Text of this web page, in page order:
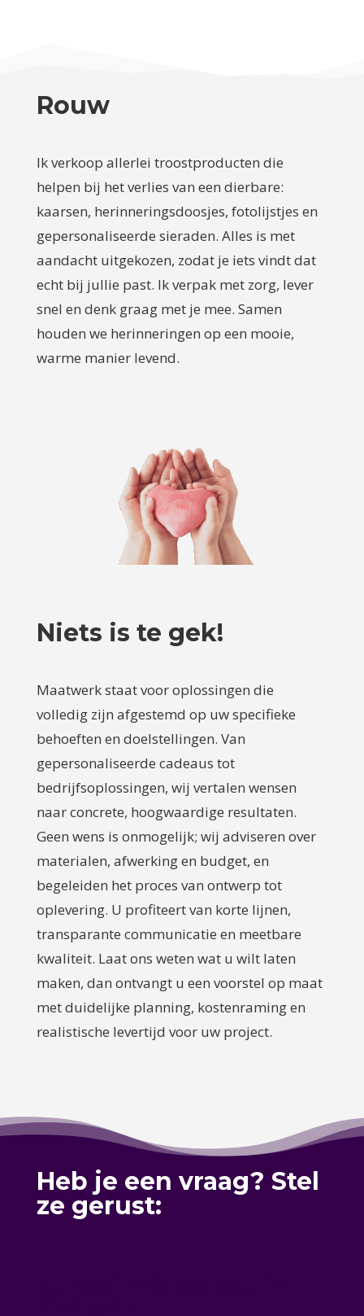
Rouw
Ik verkoop allerlei troostproducten die
helpen bij het verlies van een dierbare:
kaarsen, herinneringsdoosjes, fotolijstjes en
gepersonaliseerde sieraden. Alles is met
aandacht uitgekozen, zodat je iets vindt dat
echt bij jullie past. Ik verpak met zorg, lever
snel en denk graag met je mee. Samen
houden we herinneringen op een mooie,
warme manier levend.
Niets is te gek!
Maatwerk staat voor oplossingen die
volledig zijn afgestemd op uw specifieke
behoeften en doelstellingen. Van
gepersonaliseerde cadeaus tot
bedrijfsoplossingen, wij vertalen wensen
naar concrete, hoogwaardige resultaten.
Geen wens is onmogelijk; wij adviseren over
materialen, afwerking en budget, en
begeleiden het proces van ontwerp tot
oplevering. U profiteert van korte lijnen,
transparante communicatie en meetbare
kwaliteit. Laat ons weten wat u wilt laten
maken, dan ontvangt u een voorstel op maat
met duidelijke planning, kostenraming en
realistische levertijd voor uw project.
Heb je een vraag? Stel
ze gerust: